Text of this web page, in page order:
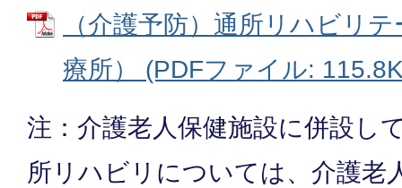
（介護予防）通所リハビリ
療所） (PDFファイル:
注：介護老人保健施設に併設し
所リハビリについては、介護老